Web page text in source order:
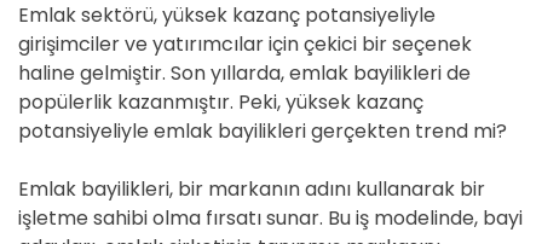
Emlak sektörü, yüksek kazanç potansiyeliyle
girişimciler ve yatırımcılar için çekici bir seçenek
haline gelmiştir. Son yıllarda, emlak bayilikleri de
popülerlik kazanmıştır. Peki, yüksek kazanç
potansiyeliyle emlak bayilikleri gerçekten trend mi?
Emlak bayilikleri, bir markanın adını kullanarak bir
işletme sahibi olma fırsatı sunar. Bu iş modelinde, bayi